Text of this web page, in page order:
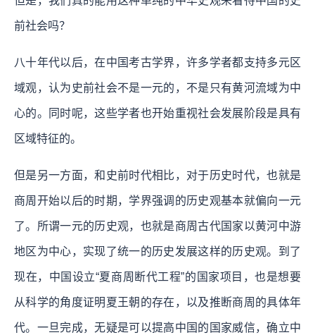
前社会吗？
八十年代以后，在中国考古学界，许多学者都支持多元区
域观，认为史前社会不是一元的，不是只有黄河流域为中
心的。同时呢，这些学者也开始重视社会发展阶段是具有
区域特征的。
但是另一方面，和史前时代相比，对于历史时代，也就是
商周开始以后的时期，学界强调的历史观基本就偏向一元
了。所谓一元的历史观，也就是商周古代国家以黄河中游
地区为中心，实现了统一的历史发展这样的历史观。到了
现在，中国设立“夏商周断代工程”的国家项目，也是想要
从科学的角度证明夏王朝的存在，以及推断商周的具体年
代。一旦完成，无疑是可以提高中国的国家威信，确立中